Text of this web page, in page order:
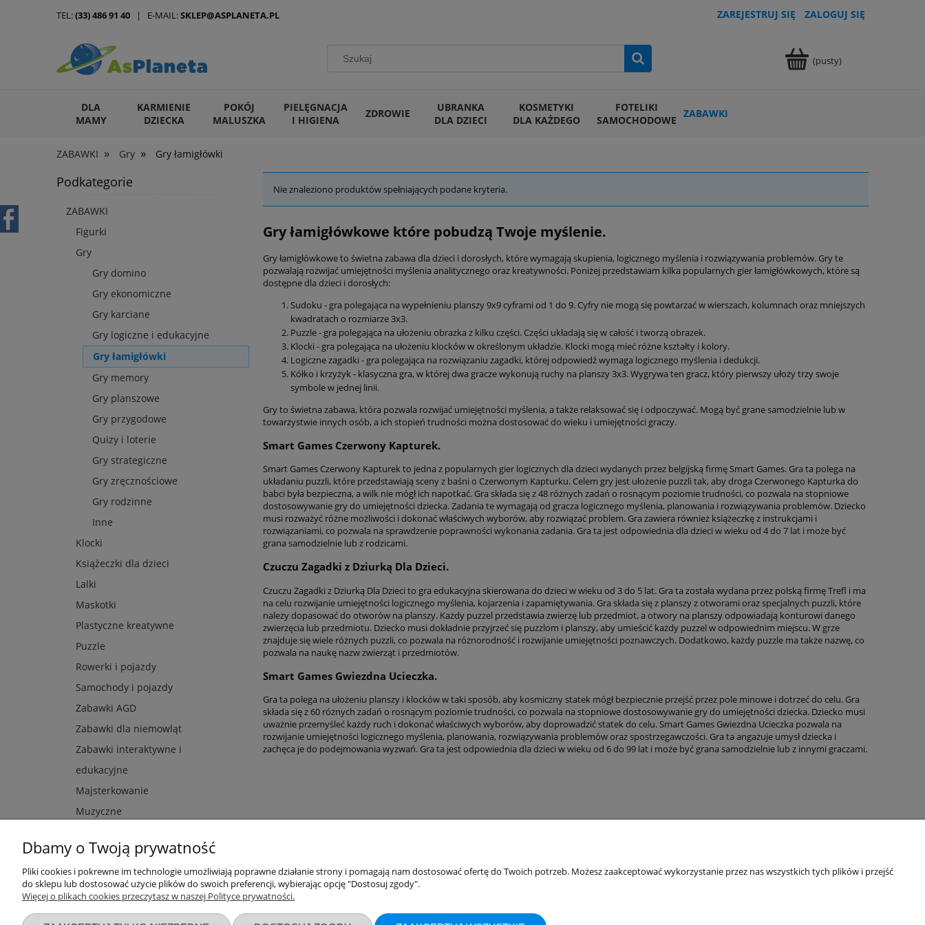
ZAREJESTRUJ SIĘ ZALOGUJ SIĘ
(pusty)
DLA
MAMY
KARMIENIE
DZIECKA
POKÓJ
MALUSZKA
PIELĘGNACJA
I HIGIENA
ZDROWIE
UBRANKA
DLA DZIECI
KOSMETYKI
DLA KAŻDEGO
FOTELIKI
SAMOCHODOWE ZABAWKI
ARTYKUŁY DLA ZWIERZĄT
ZABAWKI » Gry » Gry łamigłówki
TEL:(33) 486 91 40 | E-MAIL:SKLEP@ASPLANETA.PL
Podkategorie
ZABAWKI
Figurki
Gry
Gry domino
Gry ekonomiczne
Gry karciane
Gry logiczne i edukacyjne
Gry łamigłówki
Gry memory
Gry planszowe
Gry przygodowe
Quizy i loterie
Gry strategiczne
Gry zręcznościowe
Gry rodzinne
Inne
Klocki
Książeczki dla dzieci
Lalki
Maskotki
Plastyczne kreatywne
Puzzle
Rowerki i pojazdy
Samochody i pojazdy
Zabawki AGD
Zabawki dla niemowląt
Zabawki interaktywne i
edukacyjne
Majsterkowanie
Muzyczne
Nie znaleziono produktów spełniających podane kryteria.
Gry łamigłówkowe które pobudzą Twoje myślenie.
Gry łamigłówkowe to świetna zabawa dla dzieci i dorosłych, które wymagają skupienia, logicznego myślenia i rozwiązywania problemów. Gry te
pozwalają rozwijać umiejętności myślenia analitycznego oraz kreatywności. Poniżej przedstawiam kilka popularnych gier łamigłówkowych, które są
dostępne dla dzieci i dorosłych:
Sudoku - gra polegająca na wypełnieniu planszy 9x9 cyframi od 1 do 9. Cyfry nie mogą się powtarzać w wierszach, kolumnach oraz mniejszych
kwadratach o rozmiarze 3x3.
Puzzle - gra polegająca na ułożeniu obrazka z kilku części. Części układają się w całość i tworzą obrazek.
Klocki - gra polegająca na ułożeniu klocków w określonym układzie. Klocki mogą mieć różne kształty i kolory.
Logiczne zagadki - gra polegająca na rozwiązaniu zagadki, której odpowiedź wymaga logicznego myślenia i dedukcji.
Kółko i krzyżyk - klasyczna gra, w której dwa gracze wykonują ruchy na planszy 3x3. Wygrywa ten gracz, który pierwszy ułoży trzy swoje
symbole w jednej linii.
Gry to świetna zabawa, która pozwala rozwijać umiejętności myślenia, a także relaksować się i odpoczywać. Mogą być grane samodzielnie lub w
towarzystwie innych osób, a ich stopień trudności można dostosować do wieku i umiejętności graczy.
Smart Games Czerwony Kapturek.
Smart Games Czerwony Kapturek to jedna z popularnych gier logicznych dla dzieci wydanych przez belgijską firmę Smart Games. Gra ta polega na
układaniu puzzli, które przedstawiają sceny z baśni o Czerwonym Kapturku. Celem gry jest ułożenie puzzli tak, aby droga Czerwonego Kapturka do
babci była bezpieczna, a wilk nie mógł ich napotkać. Gra składa się z 48 różnych zadań o rosnącym poziomie trudności, co pozwala na stopniowe
dostosowywanie gry do umiejętności dziecka. Zadania te wymagają od gracza logicznego myślenia, planowania i rozwiązywania problemów. Dziecko
musi rozważyć różne możliwości i dokonać właściwych wyborów, aby rozwiązać problem. Gra zawiera również książeczkę z instrukcjami i
rozwiązaniami, co pozwala na sprawdzenie poprawności wykonania zadania. Gra ta jest odpowiednia dla dzieci w wieku od 4 do 7 lat i może być
grana samodzielnie lub z rodzicami.
Czuczu Zagadki z Dziurką Dla Dzieci.
Czuczu Zagadki z Dziurką Dla Dzieci to gra edukacyjna skierowana do dzieci w wieku od 3 do 5 lat. Gra ta została wydana przez polską firmę Trefl i ma
na celu rozwijanie umiejętności logicznego myślenia, kojarzenia i zapamiętywania. Gra składa się z planszy z otworami oraz specjalnych puzzli, które
należy dopasować do otworów na planszy. Każdy puzzel przedstawia zwierzę lub przedmiot, a otwory na planszy odpowiadają konturowi danego
zwierzęcia lub przedmiotu. Dziecko musi dokładnie przyjrzeć się puzzlom i planszy, aby umieścić każdy puzzel w odpowiednim miejscu. W grze
znajduje się wiele różnych puzzli, co pozwala na różnorodność i rozwijanie umiejętności poznawczych. Dodatkowo, każdy puzzle ma także nazwę, co
pozwala na naukę nazw zwierząt i przedmiotów.
Smart Games Gwiezdna Ucieczka.
Gra ta polega na ułożeniu planszy i klocków w taki sposób, aby kosmiczny statek mógł bezpiecznie przejść przez pole minowe i dotrzeć do celu. Gra
składa się z 60 różnych zadań o rosnącym poziomie trudności, co pozwala na stopniowe dostosowywanie gry do umiejętności dziecka. Dziecko musi
uważnie przemyśleć każdy ruch i dokonać właściwych wyborów, aby doprowadzić statek do celu. Smart Games Gwiezdna Ucieczka pozwala na
rozwijanie umiejętności logicznego myślenia, planowania, rozwiązywania problemów oraz spostrzegawczości. Gra ta angażuje umysł dziecka i
zachęca je do podejmowania wyzwań. Gra ta jest odpowiednia dla dzieci w wieku od 6 do 99 lat i może być grana samodzielnie lub z innymi graczami.
Przydatne linki
Nowości
Promocje
Warunki zakupów
Regulaminy
Zwroty i reklamacje
Moje konto
Ustawienia konta
Informacje o sklepie
Dbamy o Twoją prywatność
Pliki cookies i pokrewne im technologie umożliwiają poprawne działanie strony i pomagają nam dostosować ofertę do Twoich potrzeb. Możesz zaakceptować wykorzystanie przez nas wszystkich tych plików i przejść
do sklepu lub dostosować użycie plików do swoich preferencji, wybierając opcję "Dostosuj zgody".
Więcej o plikach cookies przeczytasz w naszej Polityce prywatności.